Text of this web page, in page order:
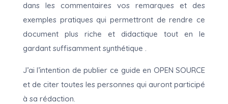
dans les commentaires vos remarques et des
exemples pratiques qui permettront de rendre ce
document plus riche et didactique tout en le
gardant suffisamment synthétique .
J’ai l’intention de publier ce guide en OPEN SOURCE
et de citer toutes les personnes qui auront participé
à sa rédaction.